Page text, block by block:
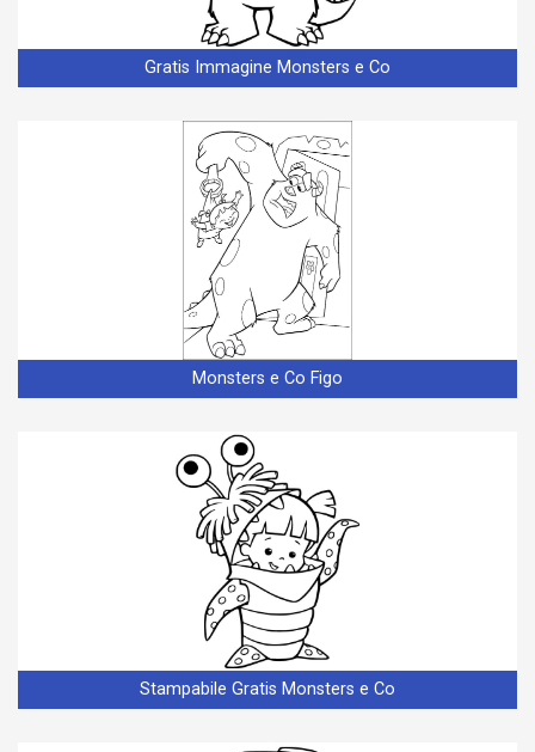
Gratis Immagine Monsters e Co
Monsters e Co Figo
Stampabile Gratis Monsters e Co